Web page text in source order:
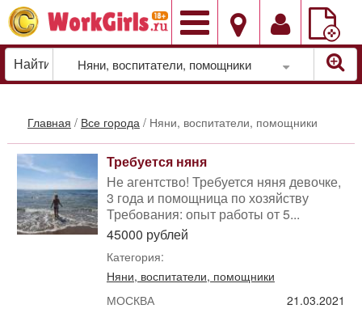
Добавить
вакансию
Няни, воспитатели, помощники
Главная / Все города / Няни, воспитатели, помощники
Требуется няня
Не агентство! Требуется няня девочке,
3 года и помощница по хозяйству
Требования: опыт работы от 5...
45000 рублей
Категория:
Няни, воспитатели, помощники
МОСКВА
21.03.2021